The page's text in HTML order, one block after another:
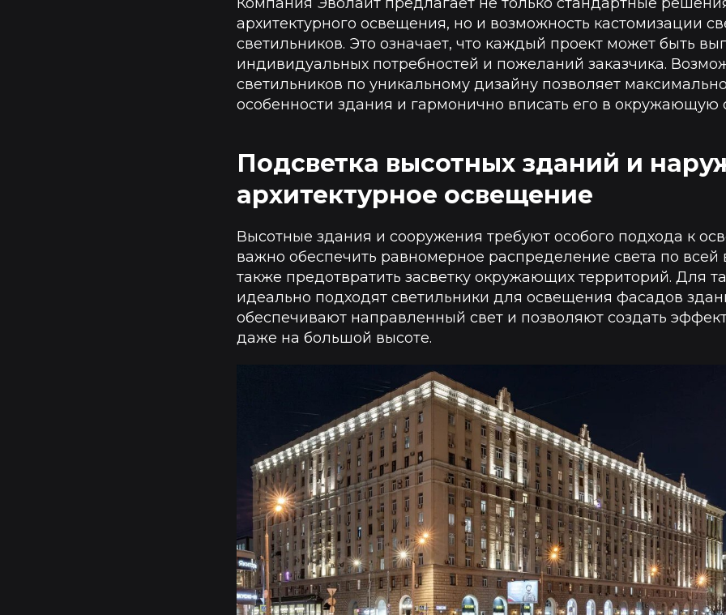
архитектурного освещения, но и возможность кастомизации
светильников. Это означает, что каждый проект может быть
индивидуальных потребностей и пожеланий заказчика.
светильников по уникальному дизайну позволяет
особенности здания и гармонично вписать его в окружающую
Подсветка высотных зданий и
архитектурное освещение
Высотные здания и сооружения требуют особого подхода к
важно обеспечить равномерное распределение света по всей
также предотвратить засветку окружающих территорий. Для
идеально подходят светильники для освещения фасадов
обеспечивают направленный свет и позволяют создать
даже на большой высоте.